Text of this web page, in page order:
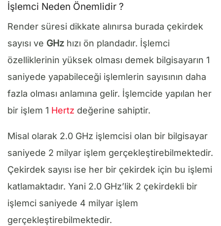
İşlemci Neden Önemlidir ?
Render süresi dikkate alınırsa burada çekirdek
sayısı ve GHz hızı ön plandadır. İşlemci
özelliklerinin yüksek olması demek bilgisayarın 1
saniyede yapabileceği işlemlerin sayısının daha
fazla olması anlamına gelir. İşlemcide yapılan her
bir işlem 1 Hertz değerine sahiptir.
Misal olarak 2.0 GHz işlemcisi olan bir bilgisayar
saniyede 2 milyar işlem gerçekleştirebilmektedir.
Çekirdek sayısı ise her bir çekirdek için bu işlemi
katlamaktadır. Yani 2.0 GHz’lik 2 çekirdekli bir
işlemci saniyede 4 milyar işlem
gerçekleştirebilmektedir.